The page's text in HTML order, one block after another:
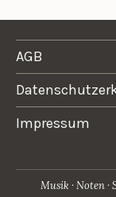
AGB
Impressum
Musik Noten